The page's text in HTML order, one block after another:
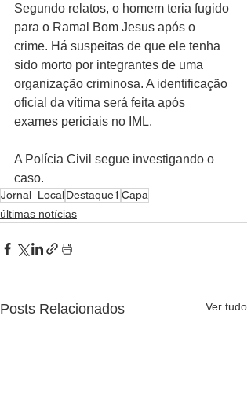
Segundo relatos, o homem teria fugido
para o Ramal Bom Jesus após o
crime. Há suspeitas de que ele tenha
sido morto por integrantes de uma
organização criminosa. A identificação
oficial da vítima será feita após
exames periciais no IML.
A Polícia Civil segue investigando o
caso.
Jornal_LocalDestaque1 Capa
últimas notícias
Posts Relacionados Ver tudo